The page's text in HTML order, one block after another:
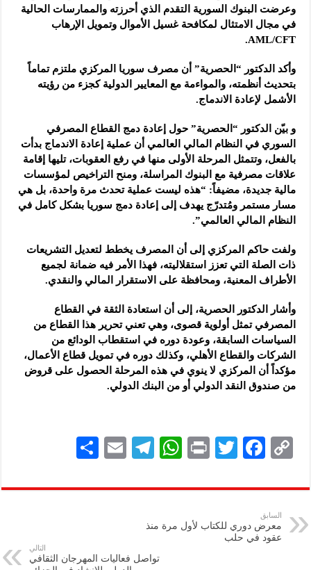
وعرضت البنوك السورية التقدم الذي أحرزته والممارسات الحالية
في مجال الامتثال لمكافحة غسيل الأموال وتمويل الإرهاب
AML/CFT.
وأكد الدكتور “الحصرية” أن مصرف سوريا المركزي ملتزم تماماً
بتحديث أنظمته، والمواءمة مع المعايير الدولية كجزء من رؤيته
الأشمل لإعادة الاندماج.
و بيّن الدكتور “الحصرية” حول إعادة دمج القطاع المصرفي
السوري في النظام المالي العالمي أن عملية إعادة الاندماج بدأت
بالفعل، وتتمثل المرحلة الأولى منها في رفع العقوبات، تليها إقامة
علاقات مصرفية مع البنوك المراسلة، ومنح التراخيص لمؤسسات
مالية جديدة، مضيفاً: “هذه ليست عملية تحدث مرة واحدة، بل هي
مسار مستمر ومُتدرّج يهدف إلى إعادة دمج سوريا بشكل كامل في
النظام المالي العالمي”.
ولفت حاكم المركزي إلى أن المصرف يخطط لتعديل التشريعات
ذات الصلة التي تعزز استقلاليته، فهذا الأمر فيه ضمانة لجميع
الأطراف المعنية، ومحافظة على الاستقرار المالي والنقدي.
وأشار الدكتور الحصرية، إلى أن استعادة الثقة في القطاع
المصرفي تمثل أولوية قصوى، وهي تعني تحرير هذا القطاع من
السياسات السابقة، وعودة دوره في استقطاب الودائع من
الشركات والقطاع الأهلي، وكذلك دوره في تمويل قطاع الأعمال،
مؤكداً أن المركزي لا ينوي في هذه المرحلة الحصول على قروض
من صندوق النقد الدولي أو من البنك الدولي.
C
p
y
Li
F
eb
k
T
tt
P
nt
W
at
A
p
Te
gr
E
ai
ar
السابق
معرض دوري للكتاب لأول مرة منذ
عقود في حلب
التالي
تواصل فعاليات المهرجان الثقافي